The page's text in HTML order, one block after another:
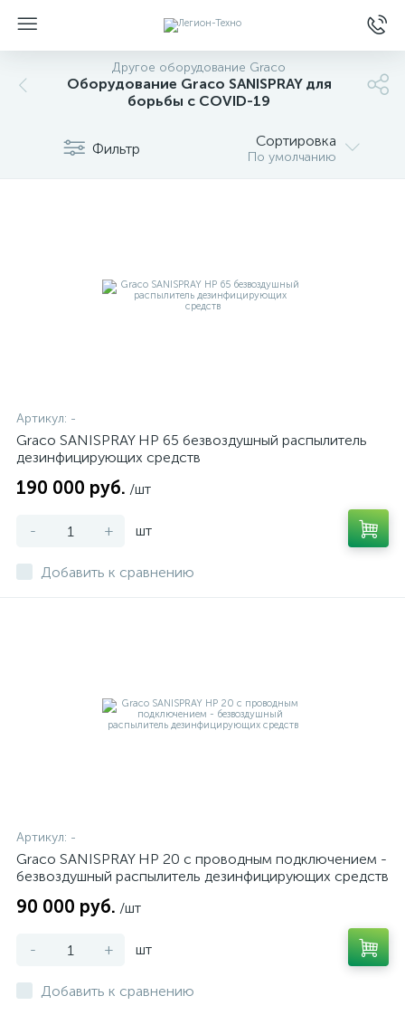
Другое оборудование Graco
Оборудование Graco SANISPRAY для
борьбы с COVID-19
Фильтр Сортировка
По умолчанию
Артикул: -
Graco SANISPRAY HP 65 безвоздушный распылитель
дезинфицирующих средств
190 000 руб. /шт
- + шт
Добавить к сравнению
Артикул: -
Graco SANISPRAY HP 20 с проводным подключением -
безвоздушный распылитель дезинфицирующих средств
90 000 руб. /шт
- + шт
Добавить к сравнению